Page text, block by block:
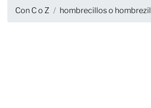
Con C o Z hombrecillos o